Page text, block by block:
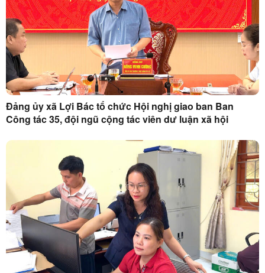
Đảng ủy xã Lợi Bác tổ chức Hội nghị giao ban Ban
Công tác 35, đội ngũ cộng tác viên dư luận xã hội